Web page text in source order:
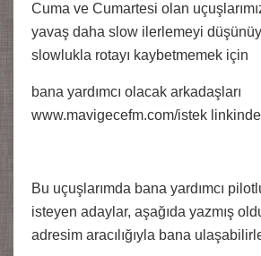
Cuma ve Cumartesi olan
yavaş daha slow ilerlemeyi
slowlukla rotayı kaybetmemek için
bana yardımcı olacak arkadaşları
www.mavigecefm.com/istek
Bu uçuşlarımda bana yardımcı
isteyen adaylar, aşağıda yazmış
adresim aracılığıyla bana